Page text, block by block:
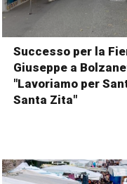
Successo per la
Giuseppe a
"Lavoriamo per
Santa Zita"